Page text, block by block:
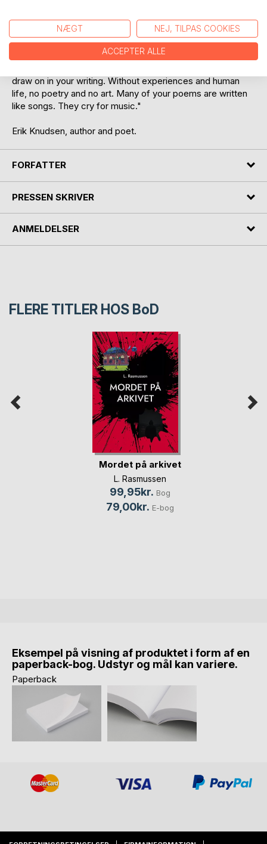
"Your strength as a lyricist is that you can play through
moods and thoughts in a pattern of words that has a lot of
inner consequence and firmness – that you have lived
draw on in your writing. Without experiences and human
life, no poetry and no art. Many of your poems are written
like songs. They cry for music."
Erik Knudsen, author and poet.
FORFATTER
PRESSEN SKRIVER
ANMELDELSER
FLERE TITLER HOS BoD
Mordet på arkivet
L. Rasmussen
99,95kr. Bog
79,00kr. E-bog
Eksempel på visning af produktet i form af en
paperback-bog. Udstyr og mål kan variere.
Paperback
NÆGT NEJ, TILPAS COOKIES
ACCEPTER ALLE